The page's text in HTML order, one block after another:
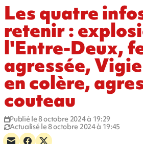
Les quatre
retenir :
l'Entre-Deux,
agressée,
en colère,
couteau
Publié le 8 octobre 2024 à 19:29
Actualisé le 8 octobre 2024 à 19:45